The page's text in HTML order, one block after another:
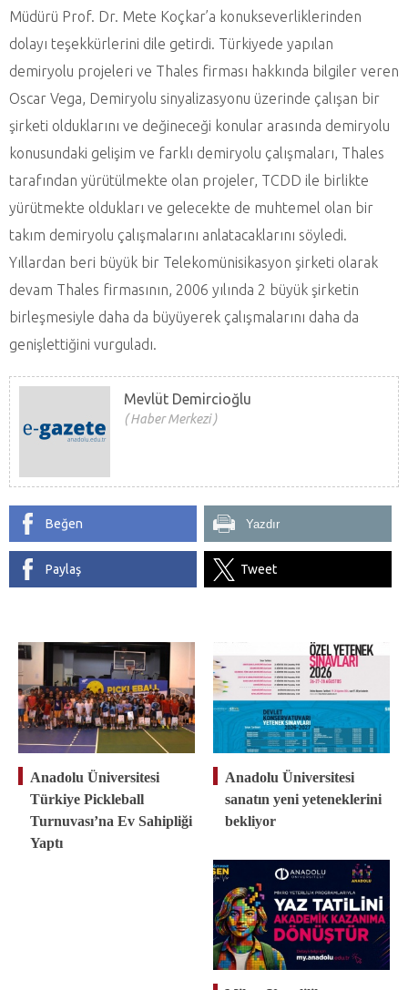
Müdürü Prof. Dr. Mete Koçkar’a konukseverliklerinden
dolayı teşekkürlerini dile getirdi. Türkiyede yapılan
demiryolu projeleri ve Thales firması hakkında bilgiler veren
Oscar Vega, Demiryolu sinyalizasyonu üzerinde çalışan bir
şirketi olduklarını ve değineceği konular arasında demiryolu
konusundaki gelişim ve farklı demiryolu çalışmaları, Thales
tarafından yürütülmekte olan projeler, TCDD ile birlikte
yürütmekte oldukları ve gelecekte de muhtemel olan bir
takım demiryolu çalışmalarını anlatacaklarını söyledi.
Yıllardan beri büyük bir Telekomünisikasyon şirketi olarak
devam Thales firmasının, 2006 yılında 2 büyük şirketin
birleşmesiyle daha da büyüyerek çalışmalarını daha da
genişlettiğini vurguladı.
Mevlüt Demircioğlu
Haber Merkezi
Beğen Yazdır
Paylaş Tweet
Anadolu Üniversitesi
Türkiye Pickleball
Turnuvası’na Ev Sahipliği
Yaptı
Anadolu Üniversitesi
sanatın yeni yeteneklerini
bekliyor